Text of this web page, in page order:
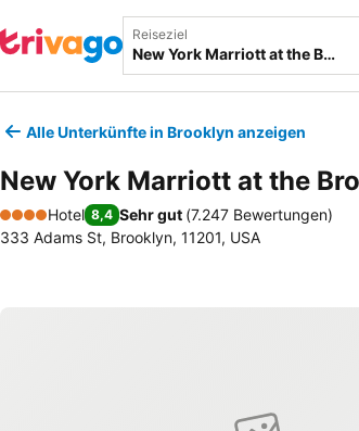
Reiseziel
Alle Unterkünfte in Brooklyn anzeigen
New York Marriott at the
4 Sterne
Hotel 8,4 Sehr gut (7.247 Bewertungen)
333 Adams St, Brooklyn, 11201, USA